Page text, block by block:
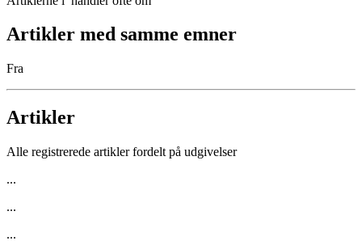
Artikler med samme emner
Fra
Artikler
Alle registrerede artikler fordelt på udgivelser
...
...
...